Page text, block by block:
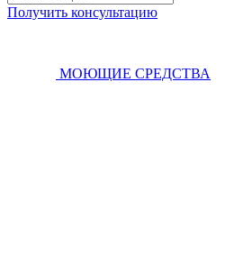
Получить консультацию
МОЮЩИЕ СРЕДСТВА